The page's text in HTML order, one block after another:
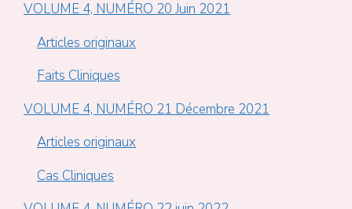
VOLUME 4, NUMÉRO 20 Juin 2021
Articles originaux
Faits Cliniques
VOLUME 4, NUMÉRO 21 Décembre 2021
Articles originaux
Cas Cliniques